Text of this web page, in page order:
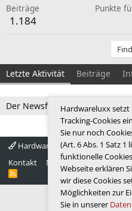
Beiträge
1.184
Punkte
Letzte Aktivität Beiträge
Der Newsfeed ist zur Zeit leer.
Hardwareluxx 4.0
Deutsch
Kontakt
Nutzungsbedingungen
R
Hardwareluxx
Tracking-Cookies
Sie nur noch
(Art. 6 Abs. 1 Satz 1
funktionelle
Webseite erklären
wir diese Cookies
Möglichkeiten zur
Sie in unserer